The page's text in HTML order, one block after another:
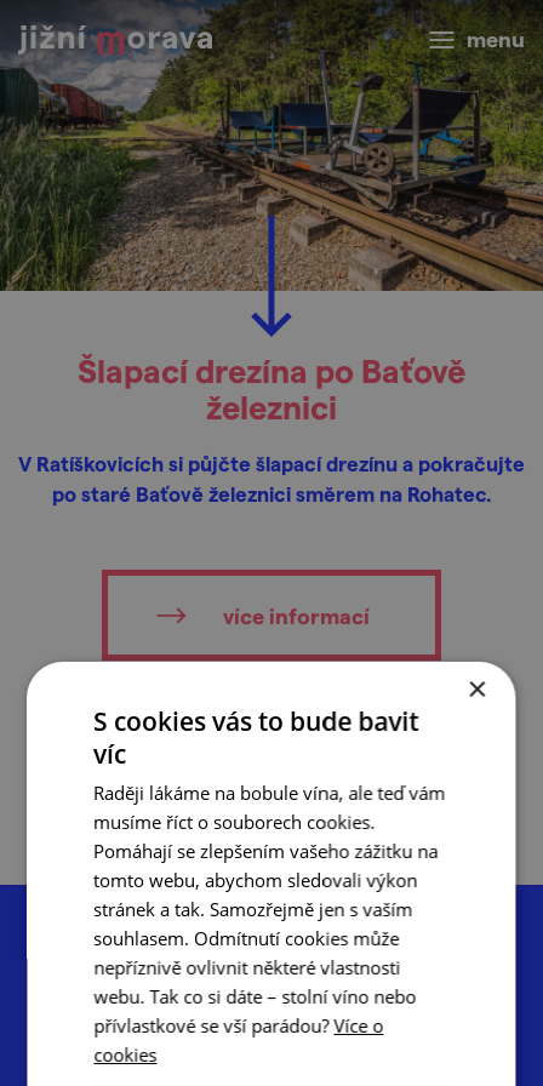
menu
Šlapací drezína po Baťově
železnici
V Ratíškovicích si půjčte šlapací drezínu a pokračujte
po staré Baťově železnici směrem na Rohatec.
více informací
do oblíbených
Centrála cestovního ruchu – Jižní Morava, z.s.p.o.
×
S cookies vás to bude bavit
víc
Raději lákáme na bobule vína, ale teď vám
musíme říct o souborech cookies.
Pomáhají se zlepšením vašeho zážitku na
tomto webu, abychom sledovali výkon
stránek a tak. Samozřejmě jen s vaším
souhlasem. Odmítnutí cookies může
nepříznivě ovlivnit některé vlastnosti
webu. Tak co si dáte – stolní víno nebo
přívlastkové se vší parádou?Více o
cookies